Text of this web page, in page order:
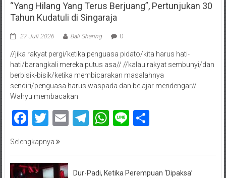
“Yang Hilang Yang Terus Berjuang”, Pertunjukan 30
Tahun Kudatuli di Singaraja
27 Juli 2026 Bali Sharing 0
//jika rakyat pergi/ketika penguasa pidato/kita harus hati-
hati/barangkali mereka putus asa// //kalau rakyat sembunyi/dan
berbisik-bisik/ketika membicarakan masalahnya
sendiri/penguasa harus waspada dan belajar mendengar//
Wahyu membacakan
Facebook
Twitter
EmailTelegram
WhatsApp
LineShare
Selengkapnya
Dur-Padi, Ketika Perempuan ‘Dipaksa’